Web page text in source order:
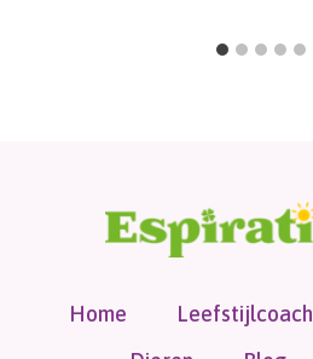
Home Leefstijlcoach